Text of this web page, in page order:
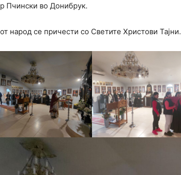
Пчински во Донибрук.
народ се причести со Светите Христови Тајни.